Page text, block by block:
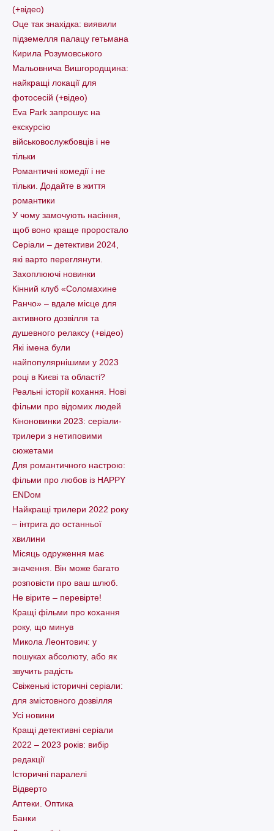
(+відео)
Оце так знахідка: виявили
підземелля палацу гетьмана
Кирила Розумовського
Мальовнича Вишгородщина:
найкращі локації для
фотосесій (+відео)
Eva Park запрошує на
екскурсію
військовослужбовців і не
тільки
Романтичні комедії і не
тільки. Додайте в життя
романтики
У чому замочують насіння,
щоб воно краще проростало
Серіали – детективи 2024,
які варто пеpеглянути.
Захоплюючі новинки
Кінний клуб «Соломахине
Ранчо» – вдале місце для
активного дозвілля та
душевного релаксу (+відео)
Які імена були
найпопулярнішими у 2023
році в Києві та області?
Реальні історії кохання. Нові
фільми про відомих людей
Кіноновинки 2023: серіали-
трилери з нетиповими
сюжетами
Для романтичного настрою:
фільми про любов із HAPPY
ENDом
Найкращі трилери 2022 року
– інтрига до останньої
хвилини
Місяць одруження має
значення. Він може багато
розповісти про ваш шлюб.
Не вірите – перевірте!
Кращі фільми про кохання
року, що минув
Микола Леонтович: у
пошуках абсолюту, або як
звучить радість
Свіженькі історичні серіали:
для змістовного дозвілля
Усі новини
Кращі детективні серіали
2022 – 2023 років: вибір
редакції
Історичні паралелі
Відверто
Аптеки. Оптика
Банки